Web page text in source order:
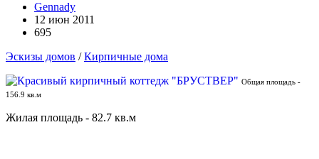
Gennady
12 июн 2011
695
Эскизы домов /Кирпичные дома
Общая площадь -
156.9 кв.м
Жилая площадь - 82.7 кв.м